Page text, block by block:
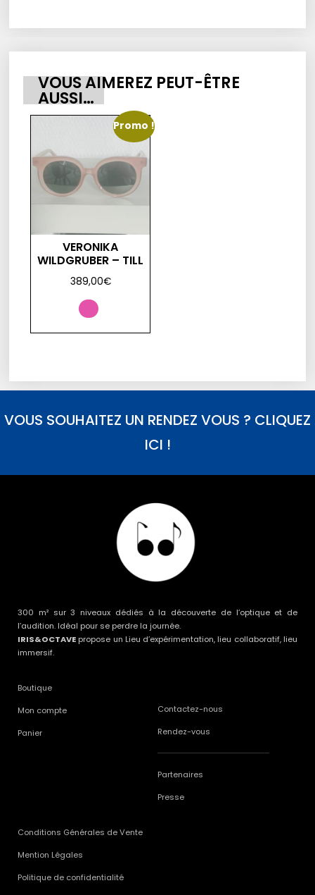
VOUS AIMEREZ PEUT-ÊTRE
AUSSI…
Promo !
VERONIKA
WILDGRUBER – TILL
389,00€
VOUS SOUHAITEZ UN RENDEZ VOUS ? CLIQUEZ
ICI !
300 m² sur 3 niveaux dédiés à la découverte de l’optique et de
l’audition. Idéal pour se perdre la journée.
IRIS&OCTAVE propose un Lieu d’expérimentation, lieu collaboratif, lieu
immersif.
Boutique
Mon compte
Panier
Contactez-nous
Rendez-vous
Partenaires
Presse
Conditions Générales de Vente
Mention Légales
Politique de confidentialité